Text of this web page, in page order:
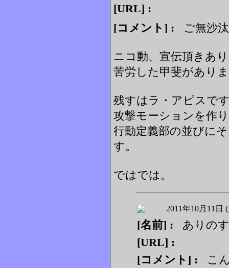
[URL] :
[コメント] : ご無沙
ニコ動、宣伝頂きあ
苦労した甲斐があり
残すはラ・アピスで
攻撃モーションを作
行動定義部の並びに
す。
ではでは。
2011年10月11日
[名前] : ありのす
[URL] :
[コメント] : こ